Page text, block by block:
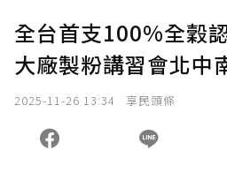
全台首支100%全穀
大廠製粉講習會北中
2025-11-26 13:34 享民頭條